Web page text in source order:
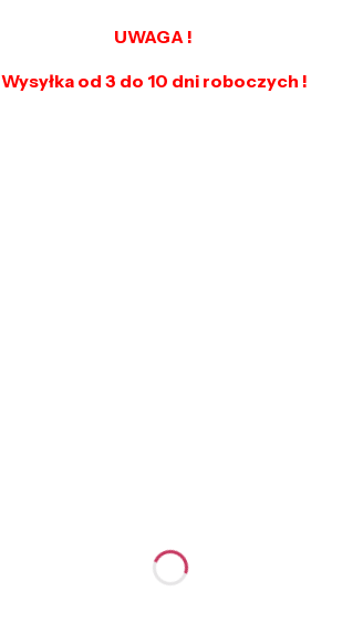
UWAGA !
Wysyłka od 3 do 10 dni roboczych !